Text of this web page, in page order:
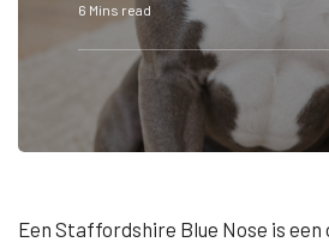
6 Mins read
Een Staffordshire Blue Nose is